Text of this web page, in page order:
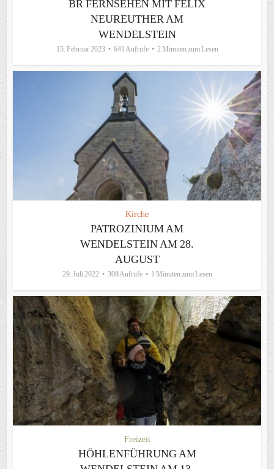
BR FERNSEHEN MIT FELIX
NEUREUTHER AM
WENDELSTEIN
15. Februar 2023 641 Aufrufe 2 Minuten zum Lesen
Kirche
PATROZINIUM AM
WENDELSTEIN AM 28.
AUGUST
29. Juli 2022 308 Aufrufe 1 Minuten zum Lesen
Freizeit
HÖHLENFÜHRUNG AM